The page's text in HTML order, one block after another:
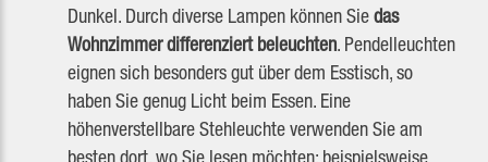
Dunkel. Durch diverse Lampen können Siedas
Wohnzimmer differenziert beleuchten. Pendelleuchten
eignen sich besonders gut über dem Esstisch, so
haben Sie genug Licht beim Essen. Eine
höhenverstellbare Stehleuchte verwenden Sie am
besten dort, wo Sie lesen möchten: beispielsweise